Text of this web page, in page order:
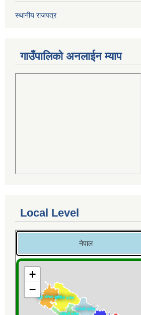
स्थानीय राजपत्र
गाउँपालिको अनलाईन म्याप
Local Level